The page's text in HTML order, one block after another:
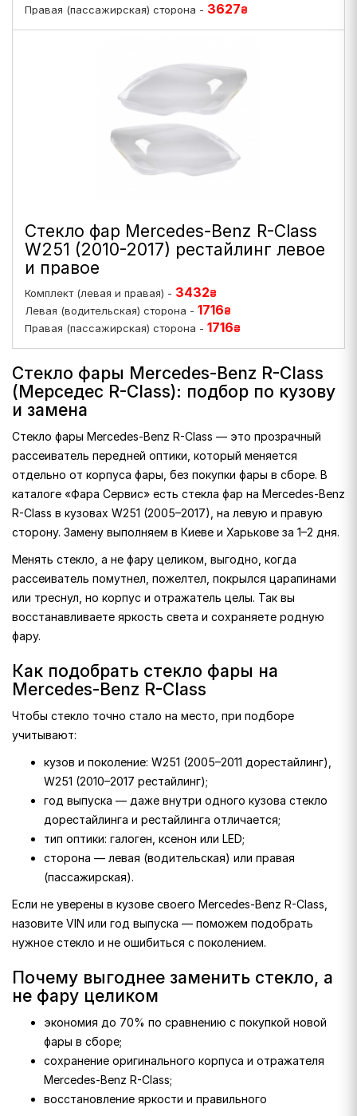
Правая (пассажирская) сторона - 3627₴
Стекло фар Mercedes-Benz R-Class
W251 (2010-2017) рестайлинг левое
и правое
Комплект (левая и правая) - 3432₴
Левая (водительская) сторона - 1716₴
Правая (пассажирская) сторона - 1716₴
Стекло фары Mercedes-Benz R-Class
(Мерседес R-Class): подбор по кузову
и замена
Стекло фары Mercedes-Benz R-Class — это прозрачный
рассеиватель передней оптики, который меняется
отдельно от корпуса фары, без покупки фары в сборе. В
каталоге «Фара Сервис» есть стекла фар на Mercedes-Benz
R-Class в кузовах W251 (2005–2017), на левую и правую
сторону. Замену выполняем в Киеве и Харькове за 1–2 дня.
Менять стекло, а не фару целиком, выгодно, когда
рассеиватель помутнел, пожелтел, покрылся царапинами
или треснул, но корпус и отражатель целы. Так вы
восстанавливаете яркость света и сохраняете родную
фару.
Как подобрать стекло фары на
Mercedes-Benz R-Class
Чтобы стекло точно стало на место, при подборе
учитывают:
кузов и поколение: W251 (2005–2011 дорестайлинг),
W251 (2010–2017 рестайлинг);
год выпуска — даже внутри одного кузова стекло
дорестайлинга и рестайлинга отличается;
тип оптики: галоген, ксенон или LED;
сторона — левая (водительская) или правая
(пассажирская).
Если не уверены в кузове своего Mercedes-Benz R-Class,
назовите VIN или год выпуска — поможем подобрать
нужное стекло и не ошибиться с поколением.
Почему выгоднее заменить стекло, а
не фару целиком
экономия до 70% по сравнению с покупкой новой
фары в сборе;
сохранение оригинального корпуса и отражателя
Mercedes-Benz R-Class;
восстановление яркости и правильного